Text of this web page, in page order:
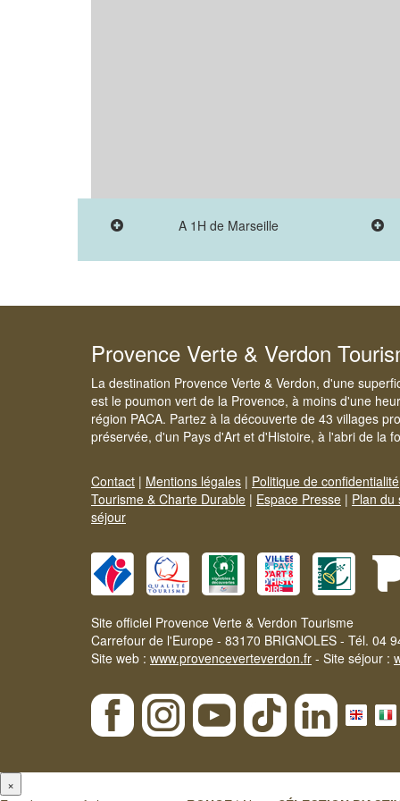
A 1H de Marseille
Provence Verte & Verdon
La destination Provence Verte & Verdon, d'une
est le poumon vert de la Provence, à moins d'une
région PACA. Partez à la découverte de 43 villages
préservée, d'un Pays d'Art et d'Histoire, à l'abri de la
Contact | Mentions légales | Politique de confidentialité
Tourisme & Charte Durable | Espace Presse | Plan du
séjour
Site officiel Provence Verte & Verdon Tourisme
Carrefour de l'Europe - 83170 BRIGNOLES - Tél. 04
Site web : www.provenceverteverdon.fr - Site séjour :
×